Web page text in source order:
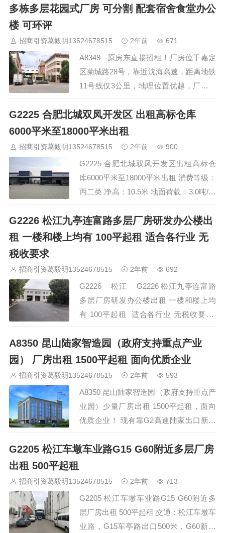
路面，美化环境，厂房外力面粉刷一新。
总部办公，研发，生产，仓储，实验室，
生物医药，智能机器…
多栋多层花园式厂房 可分割 配套宿舍食堂办公
楼 可环评
招商引资葛毅明13524678515 2年前 671
A8349 原房东直接招租！厂房位于嘉定
区菊城路28号，靠近沈海高速，距离地铁
11号线仅3公里，地理位置优越，厂区内
所有地坪均铺设环氧地坪，所配套的办公
楼均已豪华装修。 现对外招商厂房明细
如下： 1， 全新园区厂房，环境好，形象
极佳，可直接拎包入住。 2， 面积分别：
G2225 合肥北城双凤开发区 出租高标仓库
6000平米至18000平米出租
招商引资葛毅明13524678515 2年前 900
G2225 合肥北城双凤开发区出租高标仓
库6000平米至18000平米出租 消费等级：
丙二类 净高：10.5米 地面荷载：3.0吨/平
方米 柱距（轴线距离）12米X30米 设
施：配备1.2米高卸货平台装卸位置配备
卸货升降平台，10米宽雨棚。 租金：27
G2226 松江九亭连富路多层厂房研发办公楼出
租 一楼和楼上均有 100平起租 适合各行业 无
税收要求
招商引资葛毅明13524678515 2年前 692
G2226 松江 G2226 松江九亭连富路
多层厂房研发办公楼出租 一楼和楼上均
有 100平起租 适合各行业 无税收要求
【项目地址】：松江区九亭镇连富路
【剩余面积】：一楼 136㎡ - 350㎡- 385
㎡ -&nb…
A8350 昆山陆家智造园（政府支持重点产业
园） 厂房出租 1500平起租 面向优质企业
招商引资葛毅明13524678515 2年前 593
A8350 昆山陆家智造园（政府支持重点产
业园）少量厂房出租 1500平起租，面向
优质企业！ 现有靠G2高速陆家出口新建
厂房出租，交通便利，5分钟上高速，10
分钟进入上海。面积1500~10000㎡不
喷淋。另有功能齐全的办公楼食堂等设
证。适合智能制造、研发测试、电商仓
储、展览展示、电子服装、轻工组…
G2205 松江车墩车业路G15 G60附近多层厂房
出租 500平起租
招商引资葛毅明13524678515 2年前 713
G2205 松江车墩车业路G15 G60附近多
层厂房出租 500平起租 交通：松江车墩车
业路，G15车亭路出口500米，G60新桥